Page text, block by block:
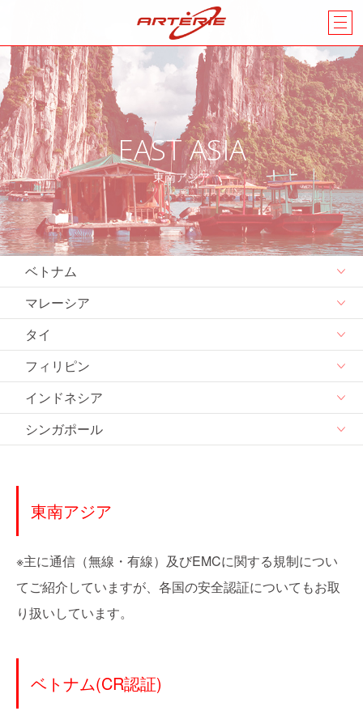
EAST ASIA
東南アジア
ベトナム
マレーシア
タイ
フィリピン
インドネシア
シンガポール
東南アジア
※主に通信（無線・有線）及びEMCに関する規制につい
てご紹介していますが、各国の安全認証についてもお取
り扱いしています。
ベトナム(CR認証)